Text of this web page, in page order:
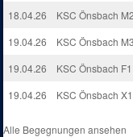
18.04.26 KSC Önsbach
19.04.26
KSC Önsbach
19.04.26
KSC Önsbach
19.04.26
KSC Önsbach
Alle Begegnungen ansehen